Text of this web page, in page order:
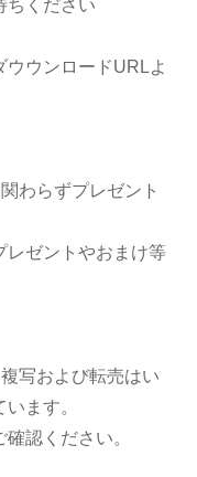
ください
ウンロードURLよ
わらずプレゼント
ゼントやおまけ等
写および転売はい
ます。
確認ください。